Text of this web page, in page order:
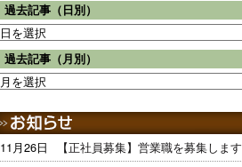
過去記事（日別）
過去記事（月別）
11月26日 【正社員募集】営業職を募集します